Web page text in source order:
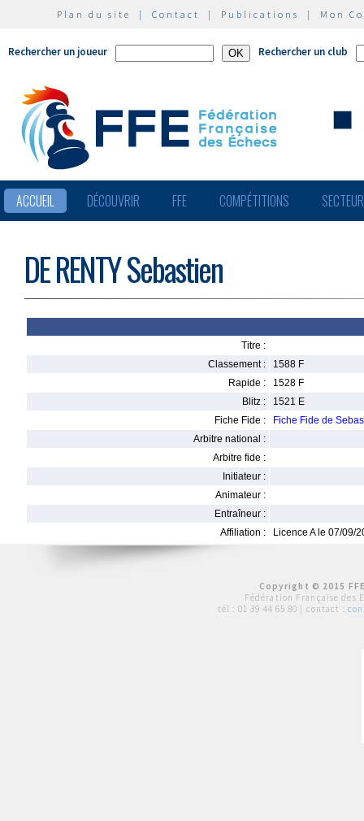
Plan du site | Contact | Publications | Mon
Rechercher un joueur Rechercher un club
ACCUEIL DÉCOUVRIR FFE COMPÉTITIONS
DE RENTY Sebastien
Titre :
Classement :
1588 F
Rapide :
1528 F
Blitz :
1521 E
Fiche Fide :
Fiche Fide de
Arbitre national :
Arbitre fide :
Initiateur :
Animateur :
Entraîneur :
Affiliation :
Licence A le 07/09/
Copyright © 2015
Fédération Française des
tél : 01 39 44 65 80 | contact :